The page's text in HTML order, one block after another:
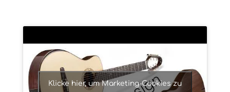
Klicke hier, um Marketing-Cookies zu